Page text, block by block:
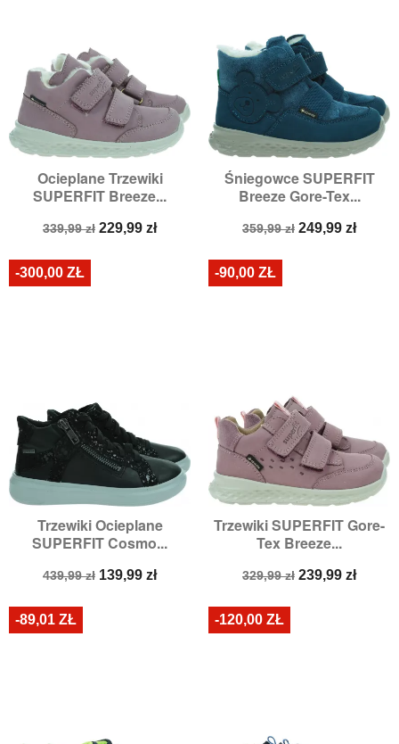
Ocieplane Trzewiki
SUPERFIT Breeze...
Cena
339,99 zł Cena
229,99 zł
Śniegowce SUPERFIT
Breeze Gore-Tex...
Cena
359,99 zł Cena
249,99 zł
Trzewiki Ocieplane
SUPERFIT Cosmo...
Cena
439,99 zł Cena
139,99 zł
-300,00 ZŁ
Trzewiki SUPERFIT Gore-
Tex Breeze...
Cena
329,99 zł Cena
239,99 zł
-90,00 ZŁ
-89,01 ZŁ -120,00 ZŁ